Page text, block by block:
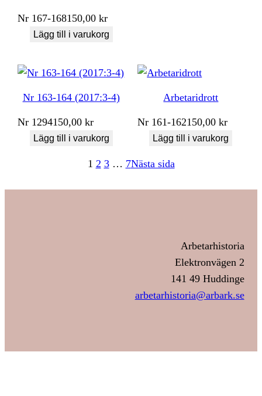
Nr 167-168150,00kr
Lägg till i varukorg
Nr 163-164 (2017:3-4)
Nr 1294150,00kr
Lägg till i varukorg
Arbetaridrott
Nr 161-162150,00kr
Lägg till i varukorg
1 2 3 … 7Nästa sida
Arbetarhistoria
Elektronvägen 2
141 49 Huddinge
arbetarhistoria@arbark.se